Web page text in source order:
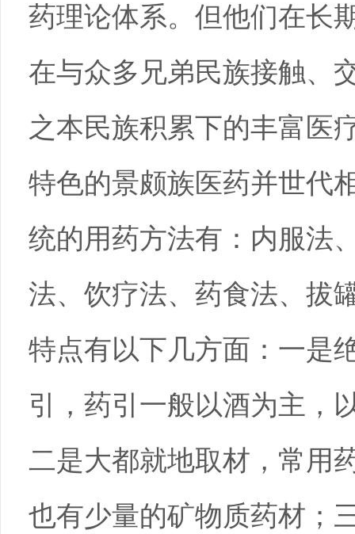
药理论体系。但他们在长
在与众多兄弟民族接触、
之本民族积累下的丰富医
特色的景颇族医药并世代
统的用药方法有：内服法
法、饮疗法、药食法、拔
特点有以下几方面：一是
引，药引一般以酒为主，
二是大都就地取材，常用
也有少量的矿物质药材；